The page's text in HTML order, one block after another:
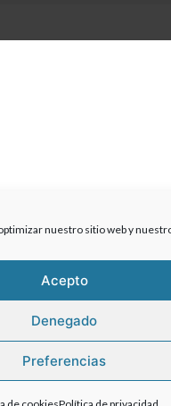
nuestro sitio web y
Acepto
Denegado
Preferencias